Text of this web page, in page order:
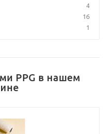
4
16
1
PPG в нашем